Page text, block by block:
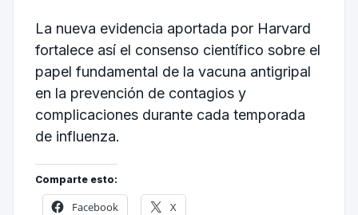
La nueva evidencia aportada por Harvard
fortalece así el consenso científico sobre el
papel fundamental de la vacuna antigripal
en la prevención de contagios y
complicaciones durante cada temporada
de influenza.
Comparte esto:
Facebook X